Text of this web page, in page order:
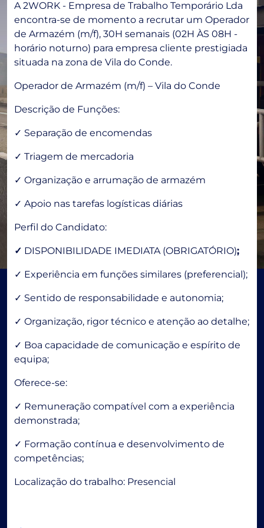
A 2WORK - Empresa de Trabalho Temporário Lda
encontra-se de momento a recrutar um Operador
de Armazém (m/f), 30H semanais (02H ÀS 08H -
horário noturno) para empresa cliente prestigiada
situada na zona de Vila do Conde.
Operador de Armazém (m/f) – Vila do Conde
Descrição de Funções:
✓ Separação de encomendas
✓ Triagem de mercadoria
✓ Organização e arrumação de armazém
✓ Apoio nas tarefas logísticas diárias
Perfil do Candidato:
✓ DISPONIBILIDADE IMEDIATA (OBRIGATÓRIO);
✓ Experiência em funções similares (preferencial);
✓ Sentido de responsabilidade e autonomia;
✓ Organização, rigor técnico e atenção ao detalhe;
✓ Boa capacidade de comunicação e espírito de
equipa;
Oferece-se:
✓ Remuneração compatível com a experiência
demonstrada;
✓ Formação contínua e desenvolvimento de
competências;
Localização do trabalho: Presencial